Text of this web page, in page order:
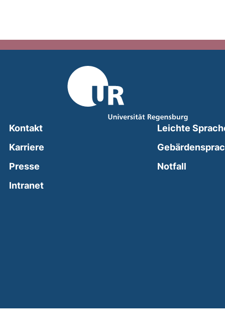
Kontakt
Karriere
Presse
Intranet(external link, opens in a new window)
Leichte
Notfall